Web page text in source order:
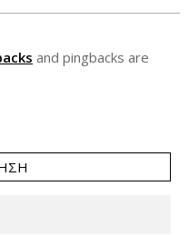
and pingbacks are